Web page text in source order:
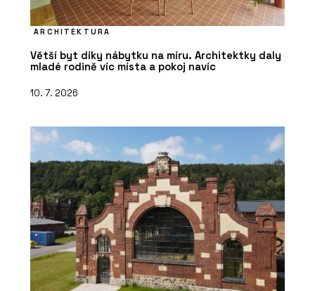
ARCHITEKTURA
Větší byt díky nábytku na míru. Architektky daly
mladé rodině víc místa a pokoj navíc
10. 7. 2026